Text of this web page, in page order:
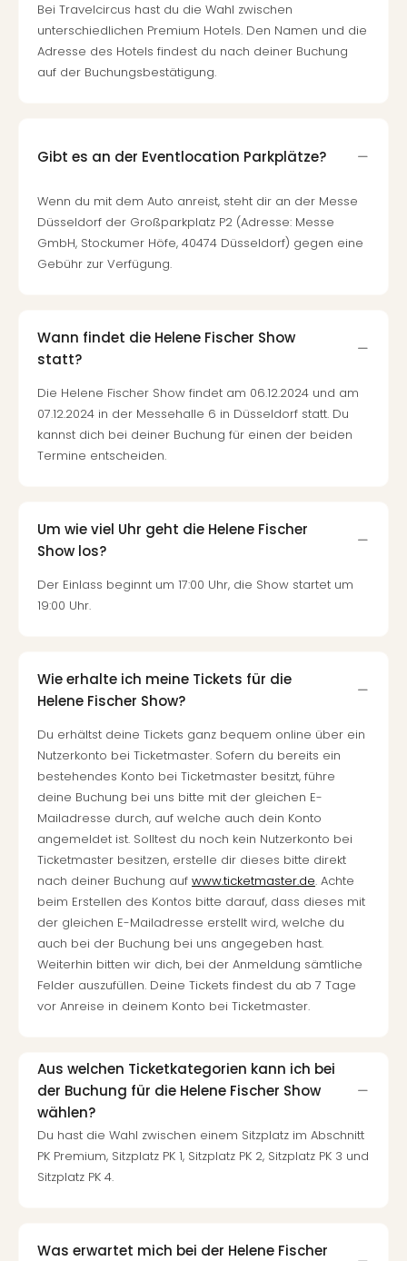
Bei Travelcircus hast du die Wahl zwischen
unterschiedlichen Premium Hotels. Den Namen und die
Adresse des Hotels findest du nach deiner Buchung
auf der Buchungsbestätigung.
Gibt es an der Eventlocation Parkplätze?
Wenn du mit dem Auto anreist, steht dir an der Messe
Düsseldorf der Großparkplatz P2 (Adresse: Messe
GmbH, Stockumer Höfe, 40474 Düsseldorf) gegen eine
Gebühr zur Verfügung.
Wann findet die Helene Fischer Show
statt?
Die Helene Fischer Show findet am 06.12.2024 und am
07.12.2024 in der Messehalle 6 in Düsseldorf statt. Du
kannst dich bei deiner Buchung für einen der beiden
Termine entscheiden.
Um wie viel Uhr geht die Helene Fischer
Show los?
Der Einlass beginnt um 17:00 Uhr, die Show startet um
19:00 Uhr.
Wie erhalte ich meine Tickets für die
Helene Fischer Show?
Du erhältst deine Tickets ganz bequem online über ein
Nutzerkonto bei Ticketmaster. Sofern du bereits ein
bestehendes Konto bei Ticketmaster besitzt, führe
deine Buchung bei uns bitte mit der gleichen E-
Mailadresse durch, auf welche auch dein Konto
angemeldet ist. Solltest du noch kein Nutzerkonto bei
Ticketmaster besitzen, erstelle dir dieses bitte direkt
nach deiner Buchung auf www.ticketmaster.de. Achte
beim Erstellen des Kontos bitte darauf, dass dieses mit
der gleichen E-Mailadresse erstellt wird, welche du
auch bei der Buchung bei uns angegeben hast.
Weiterhin bitten wir dich, bei der Anmeldung sämtliche
Felder auszufüllen. Deine Tickets findest du ab 7 Tage
vor Anreise in deinem Konto bei Ticketmaster.
Aus welchen Ticketkategorien kann ich bei
der Buchung für die Helene Fischer Show
wählen?
Du hast die Wahl zwischen einem Sitzplatz im Abschnitt
PK Premium, Sitzplatz PK 1, Sitzplatz PK 2, Sitzplatz PK 3 und
Sitzplatz PK 4.
Was erwartet mich bei der Helene Fischer